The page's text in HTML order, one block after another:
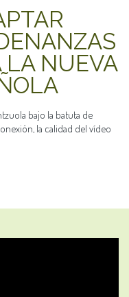
LA NUEVA
bajo la batuta de
la calidad del vídeo